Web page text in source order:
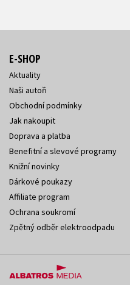
E-SHOP
Aktuality
Naši autoři
Obchodní podmínky
Jak nakoupit
Doprava a platba
Benefitní a slevové programy
Knižní novinky
Dárkové poukazy
Affiliate program
Ochrana soukromí
Zpětný odběr elektroodpadu